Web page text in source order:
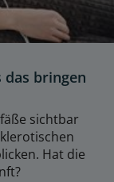
das bringen
sichtbar
Hat die